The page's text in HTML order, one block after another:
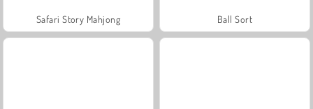
Safari Story Mahjong Ball Sort